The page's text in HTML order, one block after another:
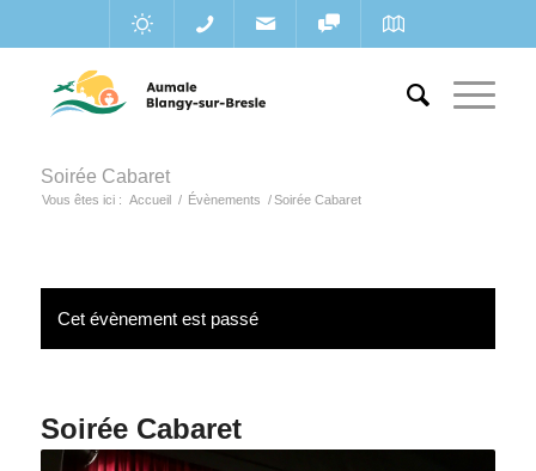
Soirée Cabaret
Vous êtes ici : Accueil / Évènements / Soirée Cabaret
Cet évènement est passé
Soirée Cabaret